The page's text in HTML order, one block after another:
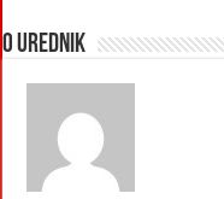
O urednik